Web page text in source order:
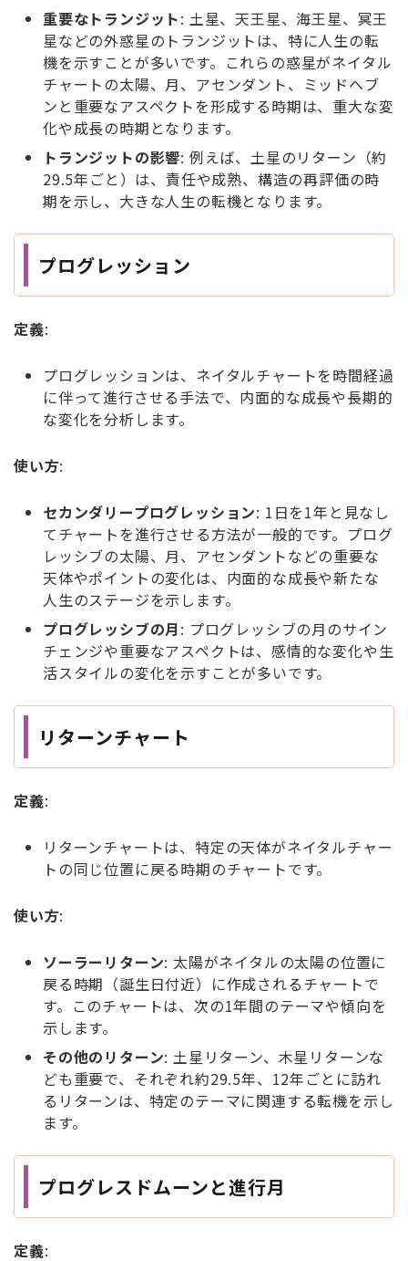
重要なトランジット: 土星、天王星、海王星、冥王
星などの外惑星のトランジットは、特に人生の転
機を示すことが多いです。これらの惑星がネイタル
チャートの太陽、月、アセンダント、ミッドヘブ
ンと重要なアスペクトを形成する時期は、重大な変
化や成長の時期となります。
トランジットの影響: 例えば、土星のリターン（約
29.5年ごと）は、責任や成熟、構造の再評価の時
期を示し、大きな人生の転機となります。
プログレッション
定義:
プログレッションは、ネイタルチャートを時間経過
に伴って進行させる手法で、内面的な成長や長期的
な変化を分析します。
使い方:
セカンダリープログレッション: 1日を1年と見なし
てチャートを進行させる方法が一般的です。プログ
レッシブの太陽、月、アセンダントなどの重要な
天体やポイントの変化は、内面的な成長や新たな
人生のステージを示します。
プログレッシブの月: プログレッシブの月のサイン
チェンジや重要なアスペクトは、感情的な変化や生
活スタイルの変化を示すことが多いです。
リターンチャート
定義:
リターンチャートは、特定の天体がネイタルチャー
トの同じ位置に戻る時期のチャートです。
使い方:
ソーラーリターン: 太陽がネイタルの太陽の位置に
戻る時期（誕生日付近）に作成されるチャートで
す。このチャートは、次の1年間のテーマや傾向を
示します。
その他のリターン: 土星リターン、木星リターンな
ども重要で、それぞれ約29.5年、12年ごとに訪れ
るリターンは、特定のテーマに関連する転機を示し
ます。
プログレスドムーンと進行月
定義: